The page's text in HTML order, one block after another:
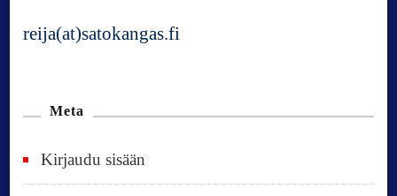
reija(at)satokangas.fi
Meta
Kirjaudu sisään